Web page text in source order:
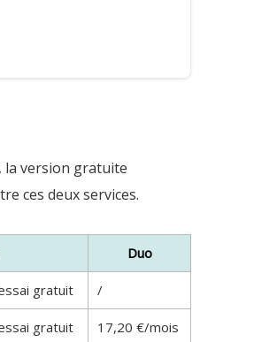
la version gratuite
ces deux services.
Duo
gratuit /
gratuit 17,20 €/mois